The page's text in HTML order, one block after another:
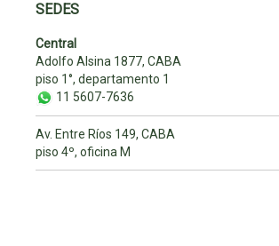
SEDES
Central
Adolfo Alsina 1877, CABA
piso 1°, departamento 1
11 5607-7636
Av. Entre Ríos 149, CABA
piso 4º, oficina M